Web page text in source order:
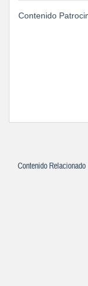
Contenido
Contenido Relacionado